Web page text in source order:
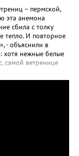
– пермской,
эта анемона
сбила с толку
тепло. И повторное
- объяснили в
хотя нежные белые
самой ветренице